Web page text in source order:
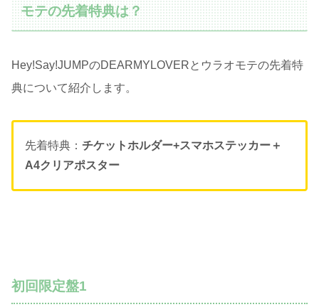
モテの先着特典は？
Hey!Say!JUMPのDEARMYLOVERとウラオモテの先着特
典について紹介します。
先着特典： チケットホルダー+スマホステッカー＋
A4クリアポスター
初回限定盤1